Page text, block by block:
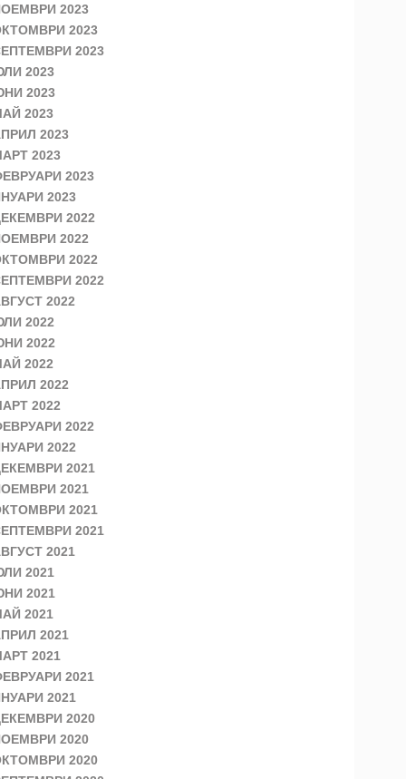
2023
2023
2023
2023
2023
2023
2023
2023
2023
2023
2022
2022
2022
2022
2022
2022
2022
2022
2022
2022
2022
2022
2021
2021
2021
2021
2021
2021
2021
2021
2021
2021
2021
2021
2020
2020
2020